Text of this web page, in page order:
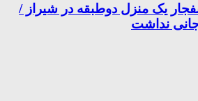
یک منزل دوطبقه در شیراز /
نداشت